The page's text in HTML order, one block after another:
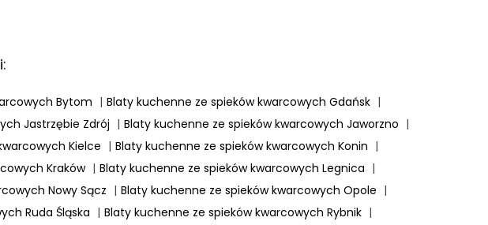
Bytom | Blaty kuchenne ze spieków kwarcowych Gdańsk |
Jastrzębie Zdrój | Blaty kuchenne ze spieków kwarcowych Jaworzno |
Kielce | Blaty kuchenne ze spieków kwarcowych Konin |
Kraków | Blaty kuchenne ze spieków kwarcowych Legnica |
Nowy Sącz | Blaty kuchenne ze spieków kwarcowych Opole |
Ruda Śląska | Blaty kuchenne ze spieków kwarcowych Rybnik |